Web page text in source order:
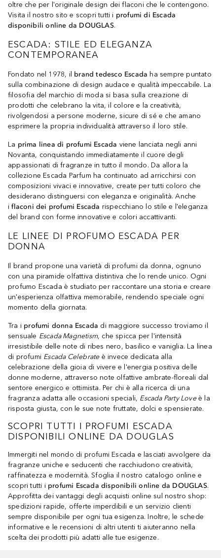
oltre che per l'originale design dei flaconi che le contengono.
Visita il nostro sito e scopri tutti i profumi di Escada
disponibili online da DOUGLAS.
ESCADA: STILE ED ELEGANZA
CONTEMPORANEA
Fondato nel 1978, il brand tedesco Escada ha sempre puntato
sulla combinazione di design audace e qualità impeccabile. La
filosofia del marchio di moda si basa sulla creazione di
prodotti che celebrano la vita, il colore e la creatività,
rivolgendosi a persone moderne, sicure di sé e che amano
esprimere la propria individualità attraverso il loro stile.
La prima linea di profumi Escada viene lanciata negli anni
Novanta, conquistando immediatamente il cuore degli
appassionati di fragranze in tutto il mondo. Da allora la
collezione Escada Parfum ha continuato ad arricchirsi con
composizioni vivaci e innovative, create per tutti coloro che
desiderano distinguersi con eleganza e originalità. Anche
iflaconi dei profumi Escada rispecchiano lo stile e l'eleganza
del brand con forme innovative e colori accattivanti.
LE LINEE DI PROFUMO ESCADA PER
DONNA
Il brand propone una varietà di profumi da donna, ognuno
con una piramide olfattiva distintiva che lo rende unico. Ogni
profumo Escada è studiato per raccontare una storia e creare
un'esperienza olfattiva memorabile, rendendo speciale ogni
momento della giornata.
Tra i profumi donna Escada di maggiore successo troviamo il
sensuale Escada Magnetism, che spicca per l'intensità
irresistibile delle note di ribes nero, basilico e vaniglia. La linea
di profumi Escada Celebrateè invece dedicata alla
celebrazione della gioia di vivere e l'energia positiva delle
donne moderne, attraverso note olfattive ambrate-floreali dal
sentore energico e ottimista. Per chi è alla ricerca di una
fragranza adatta alle occasioni speciali, Escada Party Loveè la
risposta giusta, con le sue note fruttate, dolci e spensierate.
SCOPRI TUTTI I PROFUMI ESCADA
DISPONIBILI ONLINE DA DOUGLAS
Immergiti nel mondo di profumi Escada e lasciati avvolgere da
fragranze uniche e seducenti che racchiudono creatività,
raffinatezza e modernità. Sfoglia il nostro catalogo online e
scopri tutti i profumi Escada disponibili online da DOUGLAS.
Approfitta dei vantaggi degli acquisti online sul nostro shop:
spedizioni rapide, offerte imperdibili e un servizio clienti
sempre disponibile per ogni tua esigenza. Inoltre, le schede
informative e le recensioni di altri utenti ti aiuteranno nella
scelta dei prodotti più adatti alle tue esigenze.